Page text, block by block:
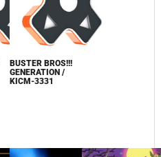
BUSTER BROS!!!
GENERATION /
KICM-3331